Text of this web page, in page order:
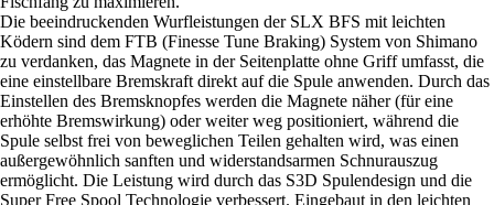
Die beeindruckenden Wurfleistungen der SLX BFS mit leichten
Ködern sind dem FTB (Finesse Tune Braking) System von Shimano
zu verdanken, das Magnete in der Seitenplatte ohne Griff umfasst, die
eine einstellbare Bremskraft direkt auf die Spule anwenden. Durch das
Einstellen des Bremsknopfes werden die Magnete näher (für eine
erhöhte Bremswirkung) oder weiter weg positioniert, während die
Spule selbst frei von beweglichen Teilen gehalten wird, was einen
außergewöhnlich sanften und widerstandsarmen Schnurauszug
ermöglicht. Die Leistung wird durch das S3D Spulendesign und die
Super Free Spool Technologie verbessert. Eingebaut in den leichten